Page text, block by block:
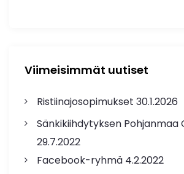
Viimeisimmät uutiset
Ristiinajosopimukset 30.1.2026
Sänkikiihdytyksen Pohjanmaa
29.7.2022
Facebook-ryhmä 4.2.2022